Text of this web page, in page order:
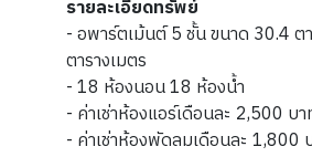
รายละเอียดทรัพย์
- อพาร์ตเม้นต์ 5 ชั้นขนาด 30.4 ต
ตารางเมตร
- 18 ห้องนอน 18 ห้องน้ำ
- ค่าเช่าห้องแอร์เดือนละ 2,500 บ
- ค่าเช่าห้องพัดลมเดือนละ 1,800